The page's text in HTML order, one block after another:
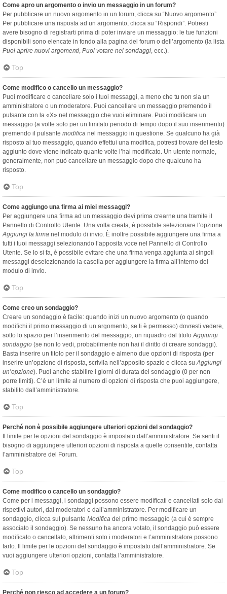
Come apro un argomento o invio un messaggio in un forum?
Per pubblicare un nuovo argomento in un forum, clicca su “Nuovo argomento”.
Per pubblicare una risposta ad un argomento, clicca su “Rispondi”. Potresti
avere bisogno di registrarti prima di poter inviare un messaggio: le tue funzioni
disponibili sono elencate in fondo alla pagina del forum o dell’argomento (la lista
Puoi aprire nuovi argomenti, Puoi votare nei sondaggi, ecc.).
Top
Come modifico o cancello un messaggio?
Puoi modificare o cancellare solo i tuoi messaggi, a meno che tu non sia un
amministratore o un moderatore. Puoi cancellare un messaggio premendo il
pulsante con la «X» nel messaggio che vuoi eliminare. Puoi modificare un
messaggio (a volte solo per un limitato periodo di tempo dopo il suo inserimento)
premendo il pulsante modifica nel messaggio in questione. Se qualcuno ha già
risposto al tuo messaggio, quando effettui una modifica, potresti trovare del testo
aggiunto dove viene indicato quante volte l’hai modificato. Un utente normale,
generalmente, non può cancellare un messaggio dopo che qualcuno ha
risposto.
Top
Come aggiungo una firma ai miei messaggi?
Per aggiungere una firma ad un messaggio devi prima crearne una tramite il
Pannello di Controllo Utente. Una volta creata, è possibile selezionare l’opzione
Aggiungi la firma nel modulo di invio. È inoltre possibile aggiungere una firma a
tutti i tuoi messaggi selezionando l’apposita voce nel Pannello di Controllo
Utente. Se lo si fa, è possibile evitare che una firma venga aggiunta ai singoli
messaggi deselezionando la casella per aggiungere la firma all’interno del
modulo di invio.
Top
Come creo un sondaggio?
Creare un sondaggio è facile: quando inizi un nuovo argomento (o quando
modifichi il primo messaggio di un argomento, se ti è permesso) dovresti vedere,
sotto lo spazio per l’inserimento del messaggio, un riquadro dal titoloAggiungi
sondaggio (se non lo vedi, probabilmente non hai il diritto di creare sondaggi).
Basta inserire un titolo per il sondaggio e almeno due opzioni di risposta (per
inserire un’opzione di risposta, scrivila nell’apposito spazio e clicca suAggiungi
un’opzione). Puoi anche stabilire i giorni di durata del sondaggio (0 per non
porre limiti). C’è un limite al numero di opzioni di risposta che puoi aggiungere,
stabilito dall’amministratore.
Top
Perché non è possibile aggiungere ulteriori opzioni del sondaggio?
Il limite per le opzioni del sondaggio è impostato dall’amministratore. Se senti il
bisogno di aggiungere ulteriori opzioni di risposta a quelle consentite, contatta
l’amministratore del Forum.
Top
Come modifico o cancello un sondaggio?
Come per i messaggi, i sondaggi possono essere modificati e cancellati solo dai
rispettivi autori, dai moderatori e dall’amministratore. Per modificare un
sondaggio, clicca sul pulsante Modifica del primo messaggio (a cui è sempre
associato il sondaggio). Se nessuno ha ancora votato, il sondaggio può essere
modificato o cancellato, altrimenti solo i moderatori e l’amministratore possono
farlo. Il limite per le opzioni del sondaggio è impostato dall’amministratore. Se
vuoi aggiungere ulteriori opzioni, contatta l’amministratore.
Top
Perché non riesco ad accedere a un forum?